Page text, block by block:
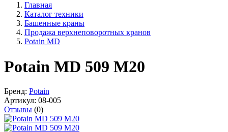
Главная
Каталог техники
Башенные краны
Продажа верхнеповоротных кранов
Potain MD
Potain MD 509 M20
Бренд: Potain
Артикул: 08-005
Отзывы (0)